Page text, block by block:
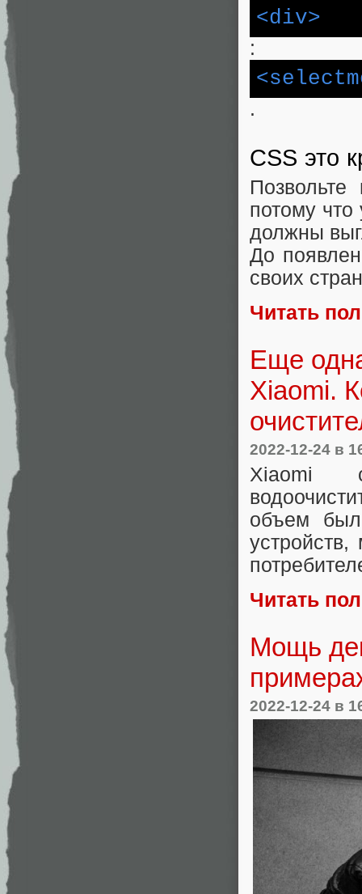
<div>
:
.
CSS это
потому
должны
До
своих
Читать
Еще
Xiaomi.
2022-12-24 в
Xiaomi
объем
Читать
Мощь
2022-12-24 в